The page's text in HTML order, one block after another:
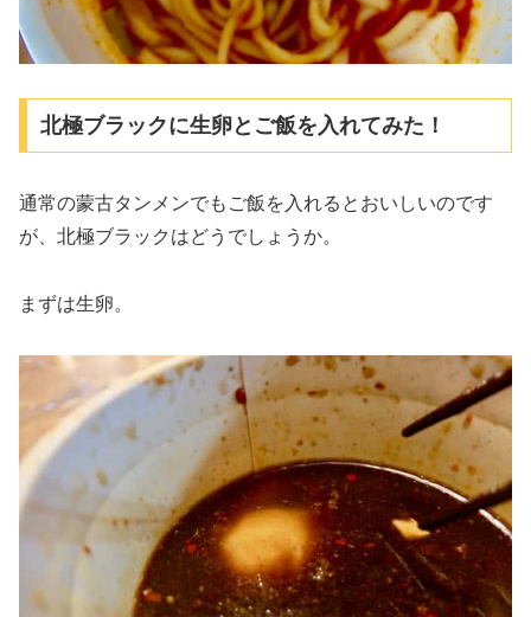
北極ブラックに生卵とご飯を入れてみた！
通常の蒙古タンメンでもご飯を入れるとおいしいのです
が、北極ブラックはどうでしょうか。
まずは生卵。